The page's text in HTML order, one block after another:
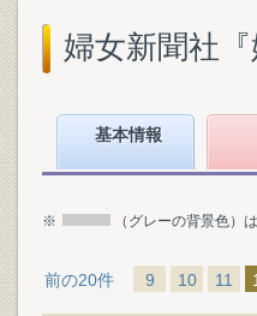
婦女新聞社
基本情報
※ （グレーの背景色）
前の20件 9 10 11